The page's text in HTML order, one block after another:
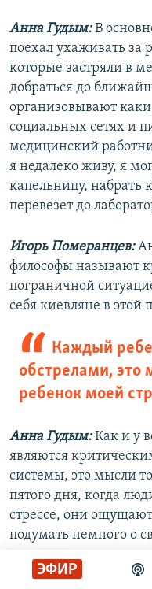
ЭФИР
Анна Гудым:В
поехал ухаживать за
которые застряли в
добраться до
организовывают
социальных сетях и
медицинский
я недалеко живу, я
капельницу, набрать
перевезет до
Игорь Померанцев:
философы называют
пограничной
себя киевляне в этой
Каждый
обстрелами, это
ребенок моей
Анна Гудым:Как и у
являются
системы, это мысли
пятого дня, когда
стрессе, они
подумать немного о
надо давать своей